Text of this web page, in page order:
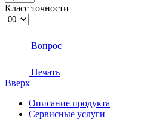
Класс точности
Вопрос
Печать
Вверх
Описание продукта
Сервисные услуги